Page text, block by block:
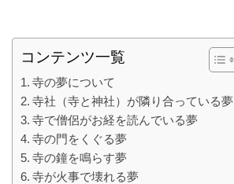
コンテンツ一覧
寺の夢について
寺社（寺と神社）が隣り合っている夢
寺で僧侶がお経を読んでいる夢
寺の門をくぐる夢
寺の鐘を鳴らす夢
寺が火事で壊れる夢